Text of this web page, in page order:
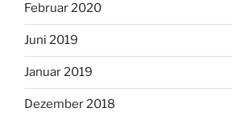
Februar 2020
Juni 2019
Januar 2019
Dezember 2018